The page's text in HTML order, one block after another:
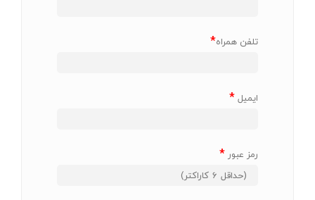
تلفن همراه*
ایمیل*
رمز عبور *